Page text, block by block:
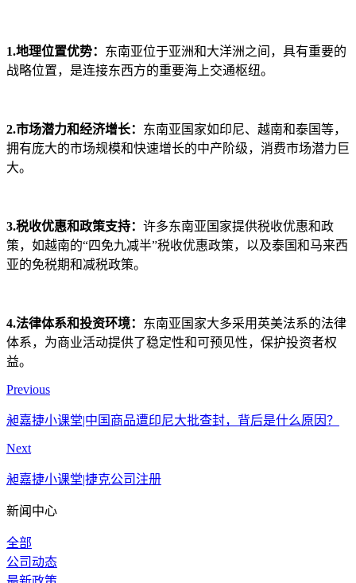
1.地理位置优势： 东南亚位于亚洲和大洋洲之间，具有重要的
战略位置，是连接东西方的重要海上交通枢纽。
2.市场潜力和经济增长： 东南亚国家如印尼、越南和泰国等，
拥有庞大的市场规模和快速增长的中产阶级，消费市场潜力巨
大。
3.税收优惠和政策支持： 许多东南亚国家提供税收优惠和政
策，如越南的“四免九减半”税收优惠政策，以及泰国和马来西
亚的免税期和减税政策。
4.法律体系和投资环境： 东南亚国家大多采用英美法系的法律
体系，为商业活动提供了稳定性和可预见性，保护投资者权
益。
Previous
昶嘉捷小课堂|中国商品遭印尼大批查封，背后是什么原因？
Next
昶嘉捷小课堂|捷克公司注册
新闻中心
全部
公司动态